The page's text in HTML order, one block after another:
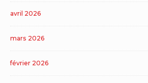
avril 2026
mars 2026
février 2026